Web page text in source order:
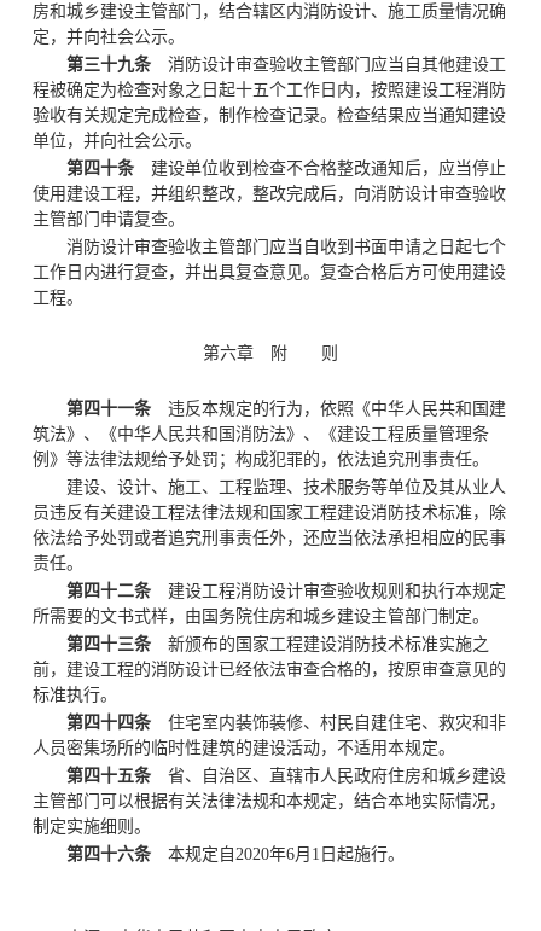
房和城乡建设主管部门，结合辖区内消防设计、施工质量情况确
定，并向社会公示。
第三十九条 消防设计审查验收主管部门应当自其他建设工
程被确定为检查对象之日起十五个工作日内，按照建设工程消防
验收有关规定完成检查，制作检查记录。检查结果应当通知建设
单位，并向社会公示。
第四十条 建设单位收到检查不合格整改通知后，应当停止
使用建设工程，并组织整改，整改完成后，向消防设计审查验收
主管部门申请复查。
消防设计审查验收主管部门应当自收到书面申请之日起七个
工作日内进行复查，并出具复查意见。复查合格后方可使用建设
工程。
第六章 附 则
第四十一条 违反本规定的行为，依照《中华人民共和国建
筑法》、《中华人民共和国消防法》、《建设工程质量管理条
例》等法律法规给予处罚；构成犯罪的，依法追究刑事责任。
建设、设计、施工、工程监理、技术服务等单位及其从业人
员违反有关建设工程法律法规和国家工程建设消防技术标准，除
依法给予处罚或者追究刑事责任外，还应当依法承担相应的民事
责任。
第四十二条 建设工程消防设计审查验收规则和执行本规定
所需要的文书式样，由国务院住房和城乡建设主管部门制定。
第四十三条 新颁布的国家工程建设消防技术标准实施之
前，建设工程的消防设计已经依法审查合格的，按原审查意见的
标准执行。
第四十四条 住宅室内装饰装修、村民自建住宅、救灾和非
人员密集场所的临时性建筑的建设活动，不适用本规定。
第四十五条 省、自治区、直辖市人民政府住房和城乡建设
主管部门可以根据有关法律法规和本规定，结合本地实际情况，
制定实施细则。
第四十六条 本规定自2020年6月1日起施行。